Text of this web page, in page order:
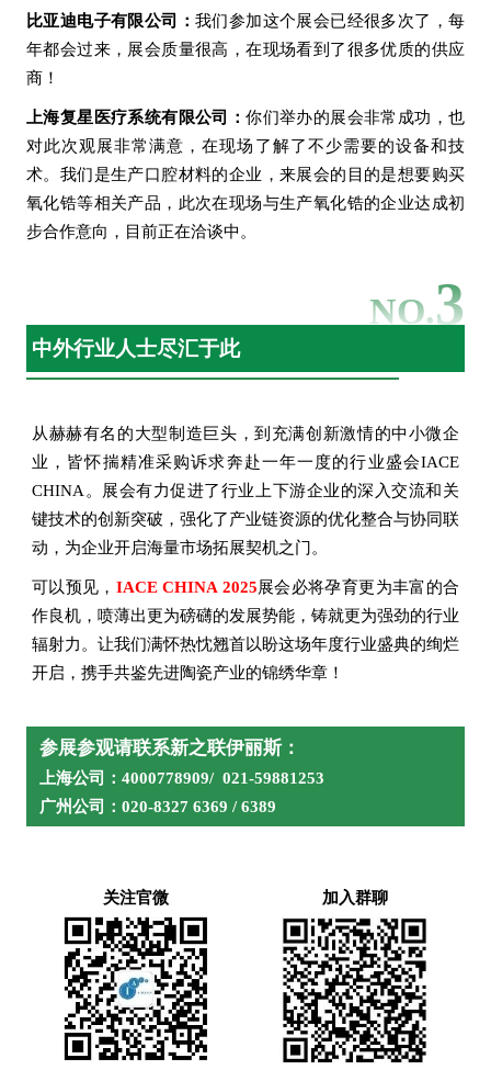
蓝固（常州）新能源有限公司
蓝思科技股份有限公司
李宁公司
联合汽车电子有限公司
联想
联影医疗科技
辽宁汉鲲船舶制造有限公司
辽宁省医药行业协会医疗器械分会
陆军工程大学
美新半导体
米巴精密零部件(中国)有限公司
明阳科技（苏州）股份有限公司
摩根热陶瓷
南和移动
南京国睿微波器件有限公司
南京航空航天大学
南京吉隆光纤通信股份有限公司
南京三乐集团有限公司
南京尚吉增材制造研究院有限公司
南通三责精密陶瓷有限公司
南通天盛新能源股份有限公司
南通铁人运动用品有限公司
内蒙古第一机械集团股份有限公司
内蒙古电力科学研究院
宁波兵科院
宁波汉科医疗器械有限公司
宁波金鸡强磁股份有限公司
宁波凯波集团有限公司
宁波洛卡特汽车零部件有限公司
宁波杉杉硅基材料有限公司
宁波新跃医疗科技股份有限公司
宁德时代新能源科技股份有限公司
诺信中国
欧诗漫生物股份有限公司
攀时（上海）高性能材料有限公司
齐鲁工业大学
钱潮智造（石首）有限公司
强一半导体(苏州)股份有限公司
比亚迪电子有限公司： 我们参加这个展会已经很多次了，每
年都会过来，展会质量很高，在现场看到了很多优质的供应
商！
上海复星医疗系统有限公司：你们举办的展会非常成功，也
对此次观展非常满意，在现场了解了不少需要的设备和技
术。我们是生产口腔材料的企业，来展会的目的是想要购买
氧化锆等相关产品，此次在现场与生产氧化锆的企业达成初
步合作意向，目前正在洽谈中。
NO.3
中外行业人士尽汇于此
从赫赫有名的大型制造巨头，到充满创新激情的中小微企
业，皆怀揣精准采购诉求奔赴一年一度的行业盛会IACE
CHINA。展会有力促进了行业上下游企业的深入交流和关
键技术的创新突破，强化了产业链资源的优化整合与协同联
动，为企业开启海量市场拓展契机之门。
可以预见， IACE CHINA 2025展会必将孕育更为丰富的合
作良机，喷薄出更为磅礴的发展势能，铸就更为强劲的行业
辐射力。让我们满怀热忱翘首以盼这场年度行业盛典的绚烂
开启，携手共鉴先进陶瓷产业的锦绣华章！
参展参观请联系新之联伊丽斯：
上海公司： 4000778909/ 021-59881253
广州公司： 020-8327 6369 / 6389
关注官微 加入群聊